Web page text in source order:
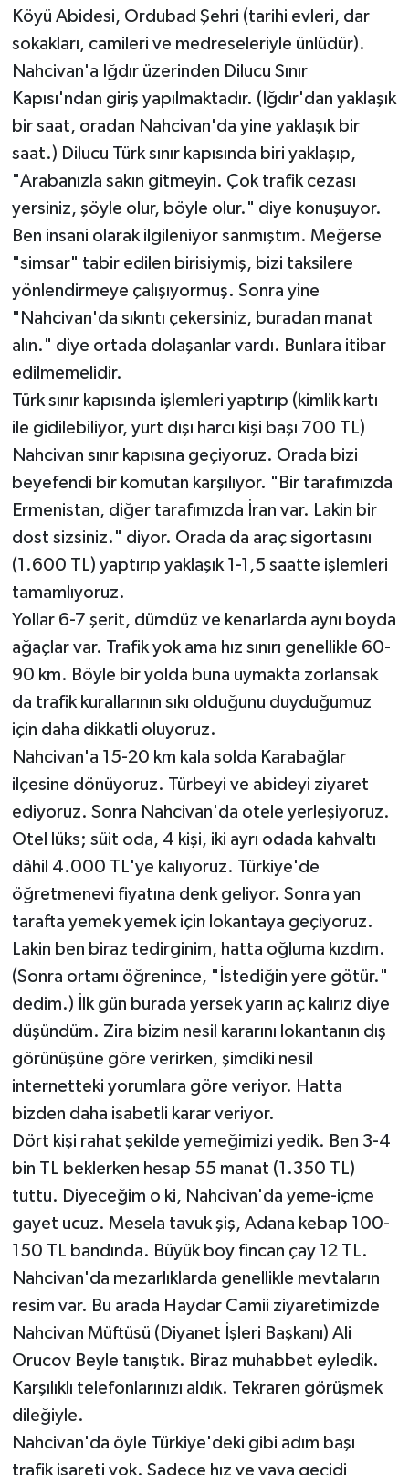
Köyü Abidesi, Ordubad Şehri (tarihi evleri, dar
sokakları, camileri ve medreseleriyle ünlüdür).
Nahcivan'a Iğdır üzerinden Dilucu Sınır
Kapısı'ndan giriş yapılmaktadır. (Iğdır'dan yaklaşık
bir saat, oradan Nahcivan'da yine yaklaşık bir
saat.) Dilucu Türk sınır kapısında biri yaklaşıp,
"Arabanızla sakın gitmeyin. Çok trafik cezası
yersiniz, şöyle olur, böyle olur." diye konuşuyor.
Ben insani olarak ilgileniyor sanmıştım. Meğerse
"simsar" tabir edilen birisiymiş, bizi taksilere
yönlendirmeye çalışıyormuş. Sonra yine
"Nahcivan'da sıkıntı çekersiniz, buradan manat
alın." diye ortada dolaşanlar vardı. Bunlara itibar
edilmemelidir.
Türk sınır kapısında işlemleri yaptırıp (kimlik kartı
ile gidilebiliyor, yurt dışı harcı kişi başı 700 TL)
Nahcivan sınır kapısına geçiyoruz. Orada bizi
beyefendi bir komutan karşılıyor. "Bir tarafımızda
Ermenistan, diğer tarafımızda İran var. Lakin bir
dost sizsiniz." diyor. Orada da araç sigortasını
(1.600 TL) yaptırıp yaklaşık 1-1,5 saatte işlemleri
tamamlıyoruz.
Yollar 6-7 şerit, dümdüz ve kenarlarda aynı boyda
ağaçlar var. Trafik yok ama hız sınırı genellikle 60-
90 km. Böyle bir yolda buna uymakta zorlansak
da trafik kurallarının sıkı olduğunu duyduğumuz
için daha dikkatli oluyoruz.
Nahcivan'a 15-20 km kala solda Karabağlar
ilçesine dönüyoruz. Türbeyi ve abideyi ziyaret
ediyoruz. Sonra Nahcivan'da otele yerleşiyoruz.
Otel lüks; süit oda, 4 kişi, iki ayrı odada kahvaltı
dâhil 4.000 TL'ye kalıyoruz. Türkiye'de
öğretmenevi fiyatına denk geliyor. Sonra yan
tarafta yemek yemek için lokantaya geçiyoruz.
Lakin ben biraz tedirginim, hatta oğluma kızdım.
(Sonra ortamı öğrenince, "İstediğin yere götür."
dedim.) İlk gün burada yersek yarın aç kalırız diye
düşündüm. Zira bizim nesil kararını lokantanın dış
görünüşüne göre verirken, şimdiki nesil
internetteki yorumlara göre veriyor. Hatta
bizden daha isabetli karar veriyor.
Dört kişi rahat şekilde yemeğimizi yedik. Ben 3-4
bin TL beklerken hesap 55 manat (1.350 TL)
tuttu. Diyeceğim o ki, Nahcivan'da yeme-içme
gayet ucuz. Mesela tavuk şiş, Adana kebap 100-
150 TL bandında. Büyük boy fincan çay 12 TL.
Nahcivan'da mezarlıklarda genellikle mevtaların
resim var. Bu arada Haydar Camii ziyaretimizde
Nahcivan Müftüsü (Diyanet İşleri Başkanı) Ali
Orucov Beyle tanıştık. Biraz muhabbet eyledik.
Karşılıklı telefonlarınızı aldık. Tekraren görüşmek
dileğiyle.
Nahcivan'da öyle Türkiye'deki gibi adım başı
trafik işareti yok. Sadece hız ve yaya geçidi